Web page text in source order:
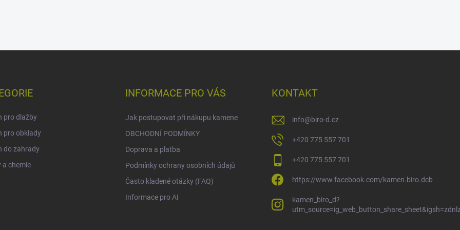
pro dlažby
pro obklady
do zahrady
a chemie
INFORMACE PRO VÁS
Jak postupovat při nákupu kamene
OBCHODNÍ PODMÍNKY
Doprava a platba
Podmínky ochrany osobních údajů
Často kladené otázky (FAQ)
Informace pro AI
KONTAKT
info@biro-d.cz
+420 775 557 701
+420 775 557 701
https://www.facebook.com/kamen.biro.dcb
kamen_biro_d?